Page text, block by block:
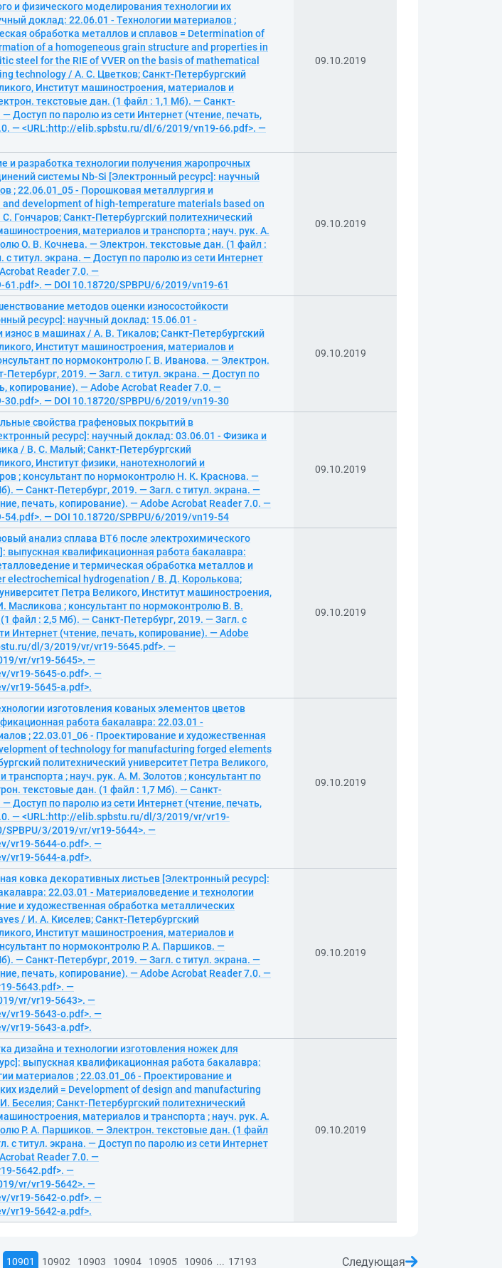
и физического моделирования технологии их
доклад: 22.06.01 - Технологии материалов ;
обработка металлов и сплавов = Determination of
of a homogeneous grain structure and properties in
steel for the RIE of VVER on the basis of mathematical
technology / А. С. Цветков; Санкт-Петербургский
Институт машиностроения, материалов и
текстовые дан. (1 файл : 1,1 Мб). — Санкт-
Доступ по паролю из сети Интернет (чтение, печать,
— <URL:http://elib.spbstu.ru/dl/6/2019/vn19-66.pdf>. —
09.10.2019
и разработка технологии получения жаропрочных
системы Nb-Si [Электронный ресурс]: научный
; 22.06.01_05 - Порошковая металлургия и
development of high-temperature materials based on
Гончаров; Санкт-Петербургский политехнический
материалов и транспорта ; науч. рук. А.
О. В. Кочнева. — Электрон. текстовые дан. (1 файл :
титул. экрана. — Доступ по паролю из сети Интернет
Reader 7.0. —
— DOI 10.18720/SPBPU/6/2019/vn19-61
09.10.2019
методов оценки износостойкости
ресурс]: научный доклад: 15.06.01 -
в машинах / А. В. Тикалов; Санкт-Петербургский
Институт машиностроения, материалов и
по нормоконтролю Г. В. Иванова. — Электрон.
2019. — Загл. с титул. экрана. — Доступ по
копирование). — Adobe Acrobat Reader 7.0. —
— DOI 10.18720/SPBPU/6/2019/vn19-30
09.10.2019
свойства графеновых покрытий в
ресурс]: научный доклад: 03.06.01 - Физика и
/ В. С. Малый; Санкт-Петербургский
Институт физики, нанотехнологий и
; консультант по нормоконтролю Н. К. Краснова. —
— Санкт-Петербург, 2019. — Загл. с титул. экрана. —
печать, копирование). — Adobe Acrobat Reader 7.0. —
— DOI 10.18720/SPBPU/6/2019/vn19-54
09.10.2019
анализ сплава ВТ6 после электрохимического
выпускная квалификационная работа бакалавра:
и термическая обработка металлов и
electrochemical hydrogenation / В. Д. Королькова;
Петра Великого, Институт машиностроения,
Масликова ; консультант по нормоконтролю В. В.
файл : 2,5 Мб). — Санкт-Петербург, 2019. — Загл. с
Интернет (чтение, печать, копирование). — Adobe
dl/3/2019/vr/vr19-5645.pdf>. —
vr/vr19-5645>. —
vr19-5645-o.pdf>. —
vr19-5645-a.pdf>.
09.10.2019
изготовления кованых элементов цветов
работа бакалавра: 22.03.01 -
; 22.03.01_06 - Проектирование и художественная
of technology for manufacturing forged elements
политехнический университет Петра Великого,
; науч. рук. А. М. Золотов ; консультант по
текстовые дан. (1 файл : 1,7 Мб). — Санкт-
Доступ по паролю из сети Интернет (чтение, печать,
— <URL:http://elib.spbstu.ru/dl/3/2019/vr/vr19-
SPBPU/3/2019/vr/vr19-5644>. —
vr19-5644-o.pdf>. —
vr19-5644-a.pdf>.
09.10.2019
ковка декоративных листьев [Электронный ресурс]:
22.03.01 - Материаловедение и технологии
и художественная обработка металлических
/ И. А. Киселев; Санкт-Петербургский
Институт машиностроения, материалов и
по нормоконтролю Р. А. Паршиков. —
— Санкт-Петербург, 2019. — Загл. с титул. экрана. —
печать, копирование). — Adobe Acrobat Reader 7.0. —
5643.pdf>. —
vr/vr19-5643>. —
vr19-5643-o.pdf>. —
vr19-5643-a.pdf>.
09.10.2019
дизайна и технологии изготовления ножек для
выпускная квалификационная работа бакалавра:
материалов ; 22.03.01_06 - Проектирование и
изделий = Development of design and manufacturing
Беселия; Санкт-Петербургский политехнический
материалов и транспорта ; науч. рук. А.
Р. А. Паршиков. — Электрон. текстовые дан. (1 файл
с титул. экрана. — Доступ по паролю из сети Интернет
Reader 7.0. —
5642.pdf>. —
vr/vr19-5642>. —
vr19-5642-o.pdf>. —
vr19-5642-a.pdf>.
09.10.2019
10901 10902 10903 10904 10905 10906 ... 17193 Следующая